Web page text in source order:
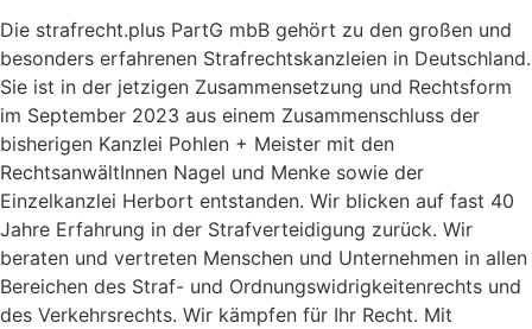
Die strafrecht.plus PartG mbB gehört zu den großen und
besonders erfahrenen Strafrechtskanzleien in Deutschland.
Sie ist in der jetzigen Zusammensetzung und Rechtsform
im September 2023 aus einem Zusammenschluss der
bisherigen Kanzlei Pohlen + Meister mit den
RechtsanwältInnen Nagel und Menke sowie der
Einzelkanzlei Herbort entstanden. Wir blicken auf fast 40
Jahre Erfahrung in der Strafverteidigung zurück. Wir
beraten und vertreten Menschen und Unternehmen in allen
Bereichen des Straf- und Ordnungswidrigkeitenrechts und
des Verkehrsrechts. Wir kämpfen für Ihr Recht. Mit